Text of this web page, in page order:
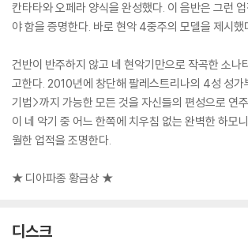
칸타타와 오페라 양식을 완성했다. 이 음반은 그런
야 함을 증명한다. 바로 현악 4중주의 모델을 제시했
건반이 반주하지 않고 네 현악기만으로 작곡한 소나
고한다. 2010년에 창단해 팔레스트리나의 4성 성가
기법>까지 가능한 모든 것을 자신들의 편성으로 연
이 네 악기 중 어느 한쪽에 치우침 없는 완벽한 하모
월한 업적을 조명한다.
★ 디아파종 황금상 ★
디스크